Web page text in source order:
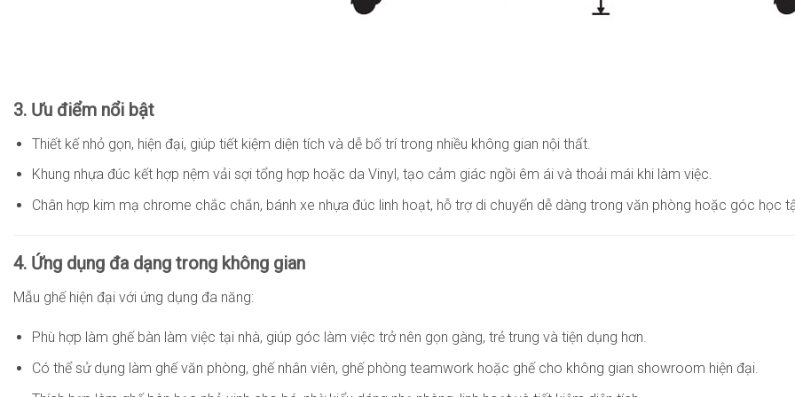
3. Ưu điểm nổi bật
Thiết kế nhỏ gọn, hiện đại, giúp tiết kiệm diện tích và dễ bố trí trong nhiều không gian nội thất.
Khung nhựa đúc kết hợp nệm vải sợi tổng hợp hoặc da Vinyl, tạo cảm giác ngồi êm ái và thoải mái khi làm việc.
Chân hợp kim mạ chrome chắc chắn, bánh xe nhựa đúc linh hoạt, hỗ trợ di chuyển dễ dàng trong văn phòng hoặc góc học
4. Ứng dụng đa dạng trong không gian
Mẫu ghế hiện đại với ứng dụng đa năng:
Phù hợp làm ghế bàn làm việc tại nhà, giúp góc làm việc trở nên gọn gàng, trẻ trung và tiện dụng hơn.
Có thể sử dụng làm ghế văn phòng, ghế nhân viên, ghế phòng teamwork hoặc ghế cho không gian showroom hiện đại.